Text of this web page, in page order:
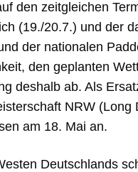
den zeitgleichen
(19./20.7.) und der
der nationalen
den geplanten
deshalb ab. Als
NRW
am 18. Mai an.
Deutschlands